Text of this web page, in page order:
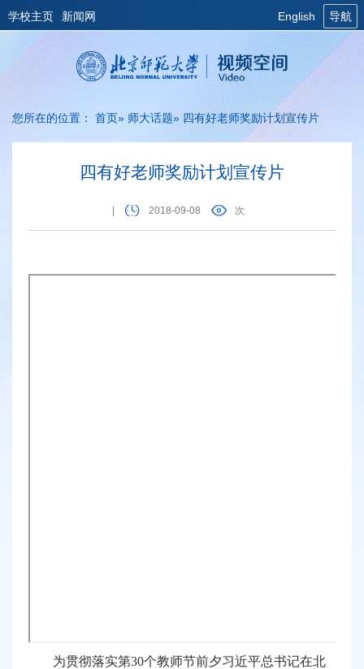
学校主页 新闻网 English 导航
您所在的位置： 首页» 师大话题» 四有好老师奖励计划宣传片
四有好老师奖励计划宣传片
| 2018-09-08 次
为贯彻落实第30个教师节前夕习近平总书记在北